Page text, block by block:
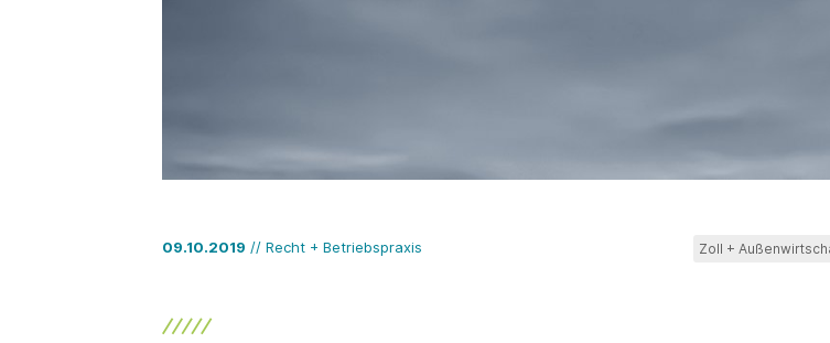
09.10.2019 // Recht + Betriebspraxis Zoll +